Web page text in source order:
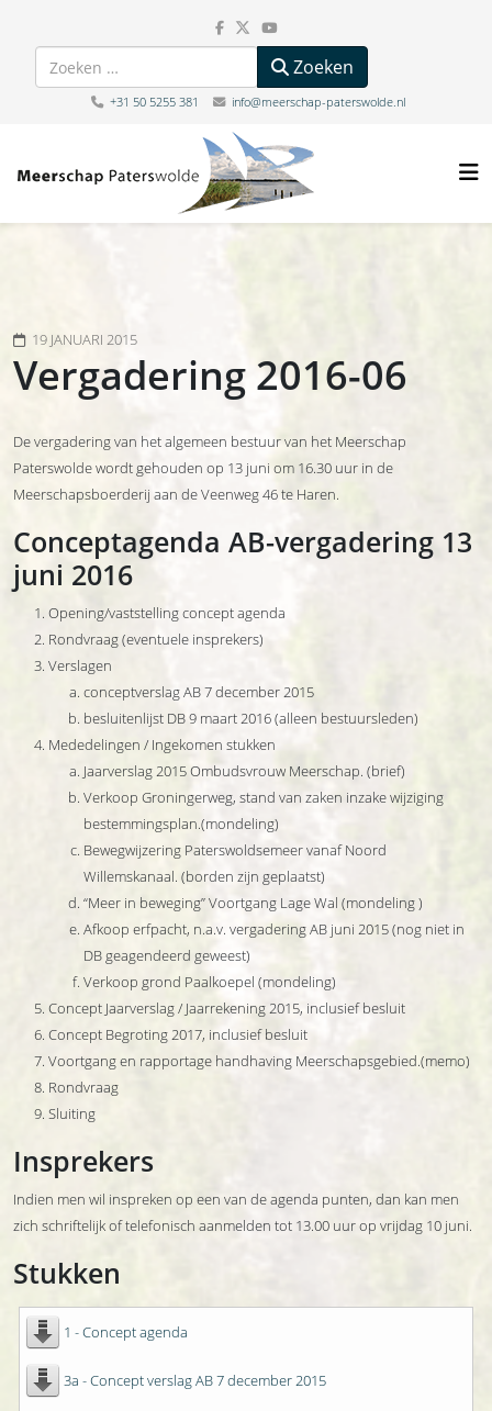
Zoeken Zoeken
+31 50 5255 381 info@meerschap-paterswolde.nl
19 JANUARI 2015
Vergadering 2016-06
De vergadering van het algemeen bestuur van het Meerschap
Paterswolde wordt gehouden op 13 juni om 16.30 uur in de
Meerschapsboerderij aan de Veenweg 46 te Haren.
Conceptagenda AB-vergadering 13
juni 2016
Opening/vaststelling concept agenda
Rondvraag (eventuele insprekers)
Verslagen
conceptverslag AB 7 december 2015
besluitenlijst DB 9 maart 2016 (alleen bestuursleden)
Mededelingen / Ingekomen stukken
Jaarverslag 2015 Ombudsvrouw Meerschap. (brief)
Verkoop Groningerweg, stand van zaken inzake wijziging
bestemmingsplan.(mondeling)
Bewegwijzering Paterswoldsemeer vanaf Noord
Willemskanaal. (borden zijn geplaatst)
“Meer in beweging” Voortgang Lage Wal (mondeling )
Afkoop erfpacht, n.a.v. vergadering AB juni 2015 (nog niet in
DB geagendeerd geweest)
Verkoop grond Paalkoepel (mondeling)
Concept Jaarverslag / Jaarrekening 2015, inclusief besluit
Concept Begroting 2017, inclusief besluit
Voortgang en rapportage handhaving Meerschapsgebied.(memo)
Rondvraag
Sluiting
Insprekers
Indien men wil inspreken op een van de agenda punten, dan kan men
zich schriftelijk of telefonisch aanmelden tot 13.00 uur op vrijdag 10 juni.
Stukken
1 - Concept agenda
3a - Concept verslag AB 7 december 2015